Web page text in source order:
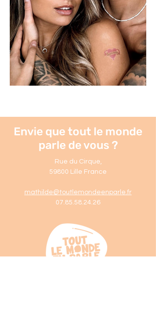
Envie que tout le monde
parle de vous ?
Rue du Cirque,
59800 Lille France
mathilde@toutlemondeenparle.fr
07.85.58.24.26